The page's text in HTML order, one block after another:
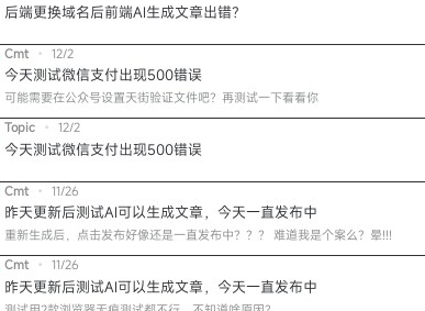
后端更换域名后前端AI生成文章出错？
Cmt • 12/2
今天测试微信支付出现500错误
可能需要在公众号设置天街验证文件吧？再测试一下看看你
Topic
• 12/2
今天测试微信支付出现500错误
Cmt • 11/26
昨天更新后测试AI可以生成文章，今天一直发布中
重新生成后，点击发布好像还是一直发布中？？？ 难道我是个案么？晕!!!
Cmt
• 11/26
昨天更新后测试AI可以生成文章，今天一直发布中